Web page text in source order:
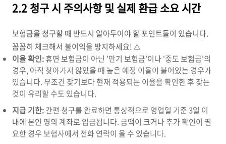
2.2 청구 시 주의사항 및 실제 환급 소요 시간
보험금을 청구할 때 반드시 알아두어야 할 포인트들이 있습니다.
꼼꼼히 체크해서 불이익을 방지하세요! ⚠️
이율 확인:휴면 보험금이 아닌 '만기 보험금'이나 '중도 보험금'의
경우, 아직 찾아가지 않았을 때 높은 예정 이율이 붙어있는 경우가
있습니다. 무조건 찾기보다 현재 적용되는 이율을 확인한 후 찾는
것이 유리할 수도 있습니다.
지급 기한:간편 청구를 완료하면 통상적으로 영업일 기준 3일 이
내에 본인 명의 계좌로 입금됩니다. 금액이 크거나 추가 확인이 필
요한 경우 보험사에서 전화 연락이 올 수 있습니다.